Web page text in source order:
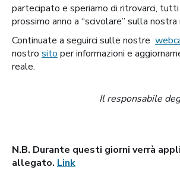
partecipato e speriamo di ritrovarci, tutti
prossimo anno a “scivolare” sulla nostra
Continuate a seguirci sulle nostre
nostro sito per informazioni e
reale.
Il responsabile
N.B. Durante questi giorni verrà
allegato. Link